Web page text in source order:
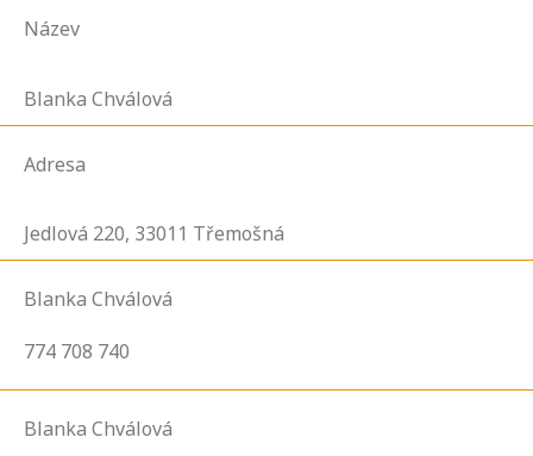
Název
Blanka Chválová
Adresa
Jedlová 220, 33011 Třemošná
Blanka Chválová
774 708 740
Blanka Chválová